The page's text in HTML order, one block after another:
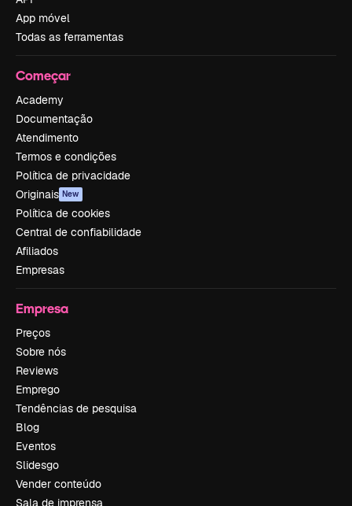
App móvel
Todas as ferramentas
Começar
Academy
Documentação
Atendimento
Termos e condições
Política de privacidade
Originais New
Política de cookies
Central de confiabilidade
Afiliados
Empresas
Empresa
Preços
Sobre nós
Reviews
Emprego
Tendências de pesquisa
Blog
Eventos
Slidesgo
Vender conteúdo
Sala de imprensa